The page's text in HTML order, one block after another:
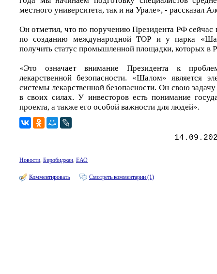
местного университета, так и на Урале», - рассказал
Он отметил, что по поручению Президента РФ сейчас
по созданию международной ТОР и у парка
получить статус промышленной площадки, которых в
«Это означает внимание Президента к
лекарственной безопасности. «Шалом» является
системы лекарственной безопасности. Он свою
в своих силах. У инвесторов есть понимание
проекта, а также его особой важности для людей».
Новости, Биробиджан, ЕАО
Комментировать Смотреть комментарии (1)